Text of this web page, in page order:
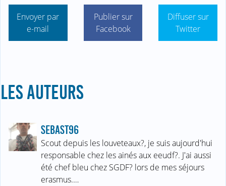
Envoyer par
e-mail
Publier sur
Facebook
Diffuser sur
Twitter
LES AUTEURS
SEBAST96
Scout depuis les louveteaux?, je suis aujourd'hui
responsable chez les ainés aux eeudf?. J'ai aussi
été chef bleu chez SGDF? lors de mes séjours
erasmus.…